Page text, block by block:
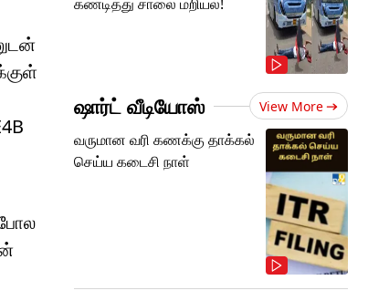
ஷார்ட் வீடியோஸ் View More
வருமான வரி கணக்கு தாக்கல்
செய்ய கடைசி நாள்